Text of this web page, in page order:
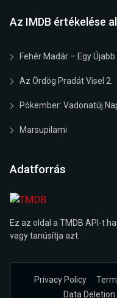
Az IMDB értékelése
Fehér Madár – Egy
Az Ördög Pradát Visel 2.
Pókember: Vadonatúj
Marsupilami
Adatforrás
Ez az oldal a TMDB API-t
vagy tanúsítja azt.
Privacy Policy
Data